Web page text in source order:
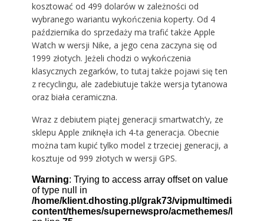
kosztować od 499 dolarów w zależności od
wybranego wariantu wykończenia koperty. Od 4
października do sprzedaży ma trafić także Apple
Watch w wersji Nike, a jego cena zaczyna się od
1999 złotych. Jeżeli chodzi o wykończenia
klasycznych zegarków, to tutaj także pojawi się ten
z recyclingu, ale zadebiutuje także wersja tytanowa
oraz biała ceramiczna.
Wraz z debiutem piątej generacji smartwatch’y, ze
sklepu Apple zniknęła ich 4-ta generacja. Obecnie
można tam kupić tylko model z trzeciej generacji, a
kosztuje od 999 złotych w wersji GPS.